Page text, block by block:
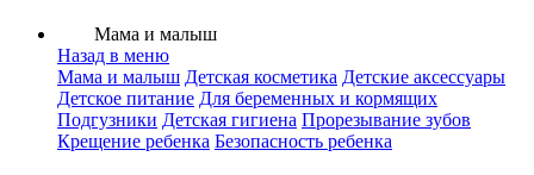
Мама и малыш
Назад в меню
Мама и малыш Детская косметика Детские аксессуары
Детское питание Для беременных и кормящих
Подгузники Детская гигиена Прорезывание зубов
Крещение ребенка Безопасность ребенка